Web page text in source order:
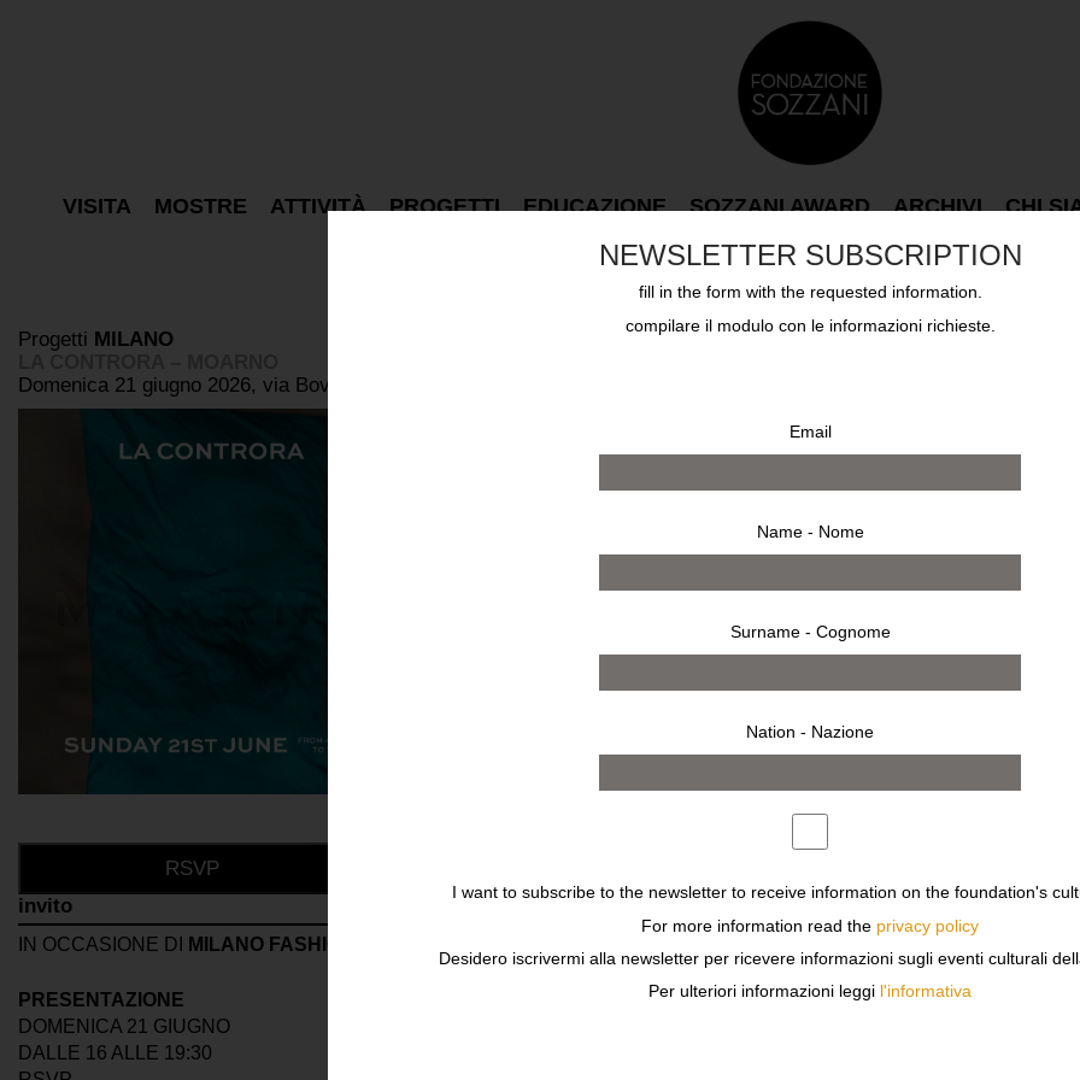
Progetti MILANO
Domenica 21 giugno 2026, via Bovisasca 87
RSVP
invito
IN OCCASIONE DI MILANO FASHION WEEK
PRESENTAZIONE
DOMENICA 21 GIUGNO
DALLE 16 ALLE 19:30
NEWSLETTER SUBSCRIPTION
fill in the form with the requested information.
compilare il modulo con le informazioni richieste.
Email
Name - Nome
Surname - Cognome
Nation - Nazione
I want to subscribe to the newsletter to receive information on the foundation's
For more information read the privacy policy
Desidero iscrivermi alla newsletter per ricevere informazioni sugli eventi culturali
Per ulteriori informazioni leggi l'informativa
VISITA MOSTRE ATTIVITÀ PROGETTI EDUCAZIONE SOZZANI AWARD ARCHIVI CHI